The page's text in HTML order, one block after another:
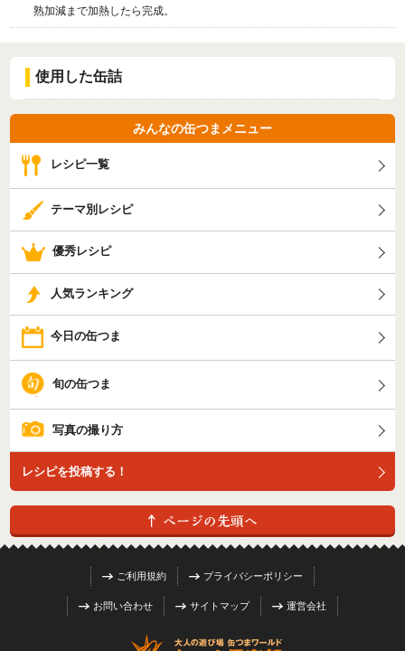
熟加減まで加熱したら完成。
使用した缶詰
みんなの缶つまメニュー
レシピ一覧
テーマ別レシピ
優秀レシピ
人気ランキング
今日の缶つま
旬の缶つま
写真の撮り方
レシピを投稿する！
ご利用規約 プライバシーポリシー
お問い合わせ サイトマップ 運営会社